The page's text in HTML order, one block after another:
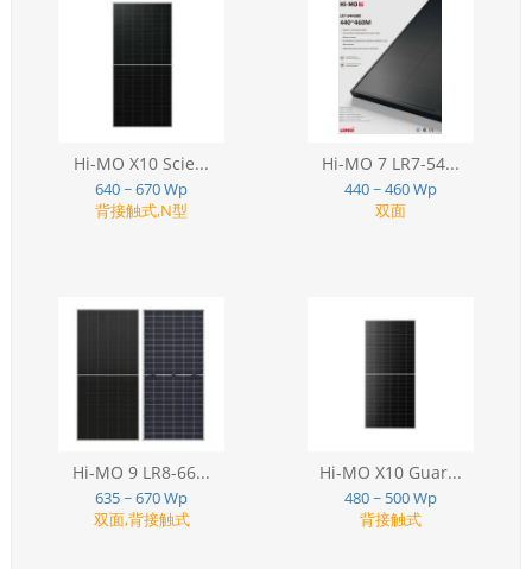
Hi-MO X10 Scie...
640 ~ 670 Wp
背接触式,N型
Hi-MO 7 LR7-54...
440 ~ 460 Wp
双面
Hi-MO 9 LR8-66...
635 ~ 670 Wp
双面,背接触式
Hi-MO X10 Guar...
480 ~ 500 Wp
背接触式